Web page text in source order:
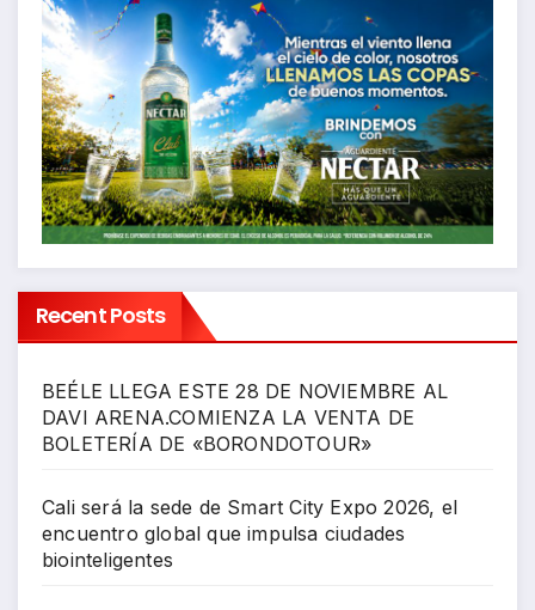
Recent Posts
BEÉLE LLEGA ESTE 28 DE NOVIEMBRE AL
DAVI ARENA.COMIENZA LA VENTA DE
BOLETERÍA DE «BORONDOTOUR»
Cali será la sede de Smart City Expo 2026, el
encuentro global que impulsa ciudades
biointeligentes